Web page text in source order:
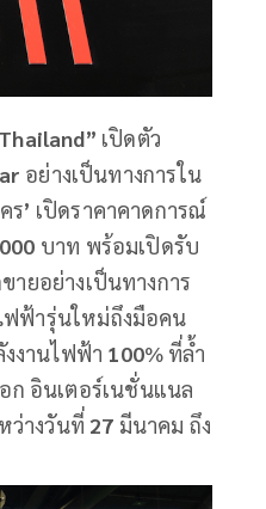
เปิดตัว
อย่างเป็นทางการใน
ร’ เปิดราคาคาดการณ์
บาท พร้อมเปิดรับ
ายอย่างเป็นทางการ
ฟฟ้ารุ่นใหม่ถึงมือคน
งานไฟฟ้า 100% ที่ล้ำ
ก อินเตอร์เนชั่นแนล
ว่างวันที่ 27 มีนาคม ถึง